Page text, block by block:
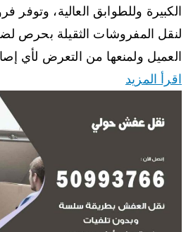
الكبيرة وللطوابق العالية، وتوفر
لنقل المفروشات الثقيلة بحرص
العميل ولمنعها من التعرض لأي
اقرأ المزيد